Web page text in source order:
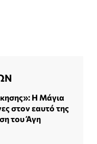
Η Μάγια
στον εαυτό της
του Άγη